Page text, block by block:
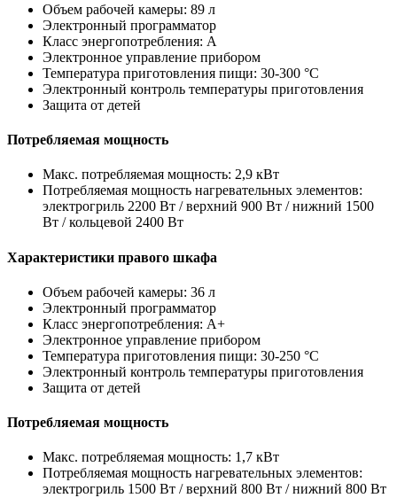
Объем рабочей камеры: 89 л
Электронный программатор
Класс энергопотребления: A
Электронное управление прибором
Температура приготовления пищи: 30-300 °C
Электронный контроль температуры приготовления
Защита от детей
Потребляемая мощность
Макс. потребляемая мощность: 2,9 кВт
Потребляемая мощность нагревательных элементов:
электрогриль 2200 Вт / верхний 900 Вт / нижний 1500
Вт / кольцевой 2400 Вт
Характеристики правого шкафа
Объем рабочей камеры: 36 л
Электронный программатор
Класс энергопотребления: A+
Электронное управление прибором
Температура приготовления пищи: 30-250 °C
Электронный контроль температуры приготовления
Защита от детей
Потребляемая мощность
Макс. потребляемая мощность: 1,7 кВт
Потребляемая мощность нагревательных элементов:
электрогриль 1500 Вт / верхний 800 Вт / нижний 800 Вт